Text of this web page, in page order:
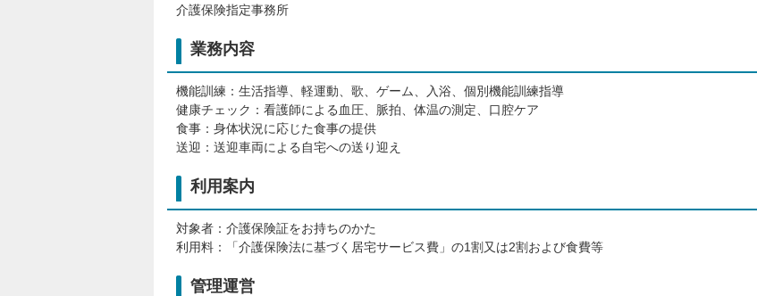
介護保険指定事務所
業務内容
機能訓練：生活指導、軽運動、歌、ゲーム、入浴、個別機能訓練指導
健康チェック：看護師による血圧、脈拍、体温の測定、口腔ケア
食事：身体状況に応じた食事の提供
送迎：送迎車両による自宅への送り迎え
利用案内
対象者：介護保険証をお持ちのかた
利用料：「介護保険法に基づく居宅サービス費」の1割又は2割および食費等
管理運営